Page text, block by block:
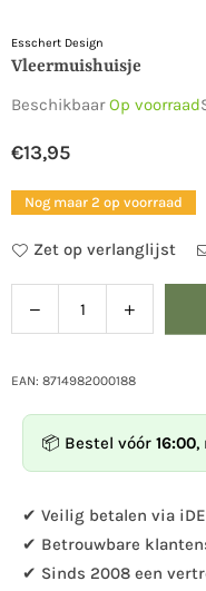
Esschert Design
Vleermuishuisje
BeschikbaarOp voorraad
Normale
prijs
€13,95
Nog maar 2 op voorraad
Zet op verlanglijst
Hoeveelheid
Verlaag
de
voor
Verhoog
de
voor
EAN: 8714982000188
📦 Bestel vóór 16:00,
✔ Veilig betalen via
✔ Betrouwbare
✔ Sinds 2008 een